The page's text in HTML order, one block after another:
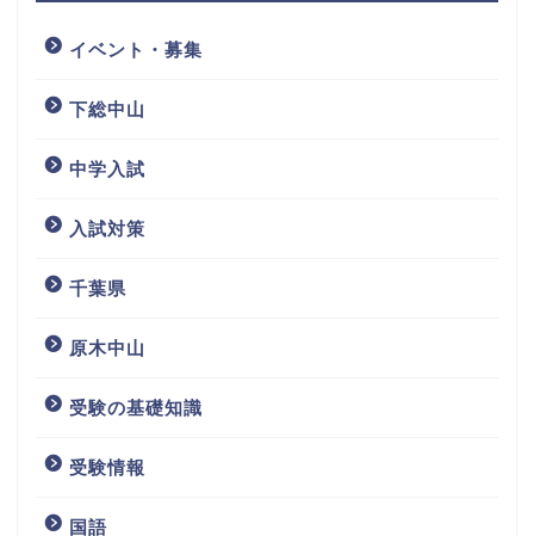
イベント・募集
下総中山
中学入試
入試対策
千葉県
原木中山
受験の基礎知識
受験情報
国語